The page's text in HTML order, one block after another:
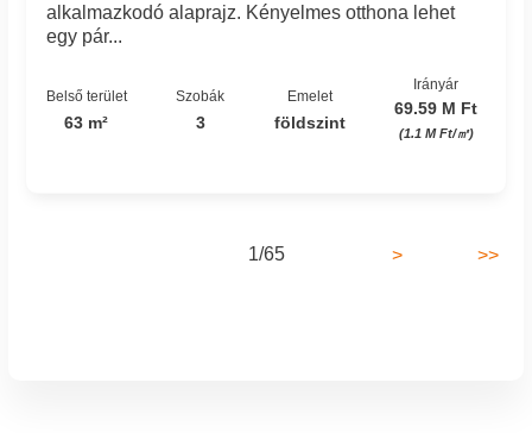
alkalmazkodó alaprajz. Kényelmes otthona lehet
egy pár...
Belső terület
63 m²
Szobák
3
Emelet
földszint
Irányár
69.59 M Ft
(1.1 M Ft/㎡)
1/65 > >>